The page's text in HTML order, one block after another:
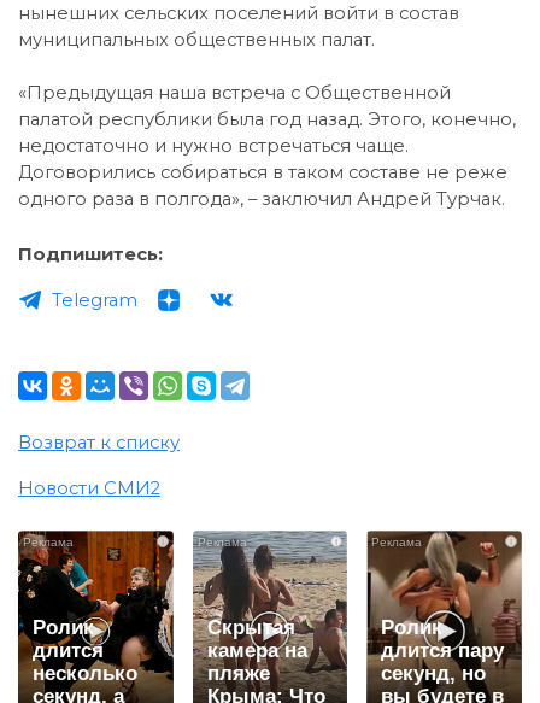
нынешних сельских поселений войти в состав
муниципальных общественных палат.
«Предыдущая наша встреча с Общественной
палатой республики была год назад. Этого, конечно,
недостаточно и нужно встречаться чаще.
Договорились собираться в таком составе не реже
одного раза в полгода», – заключил Андрей Турчак.
Подпишитесь:
Telegram
Возврат к списку
Новости СМИ2
i
Ролик
длится
несколько
секунд, а
i
Скрытая
камера на
пляже
Крыма: Что
i
Ролик
длится пару
секунд, но
вы будете в